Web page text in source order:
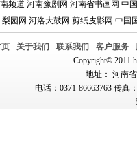
频道 河南豫剧网 河南省书画网 中
梨园网 河洛大鼓网 剪纸皮影网 中国
页 关于我们 联系我们 客户服务
Copyright© 2011
地址： 河南
电话：0371-86663763 传真